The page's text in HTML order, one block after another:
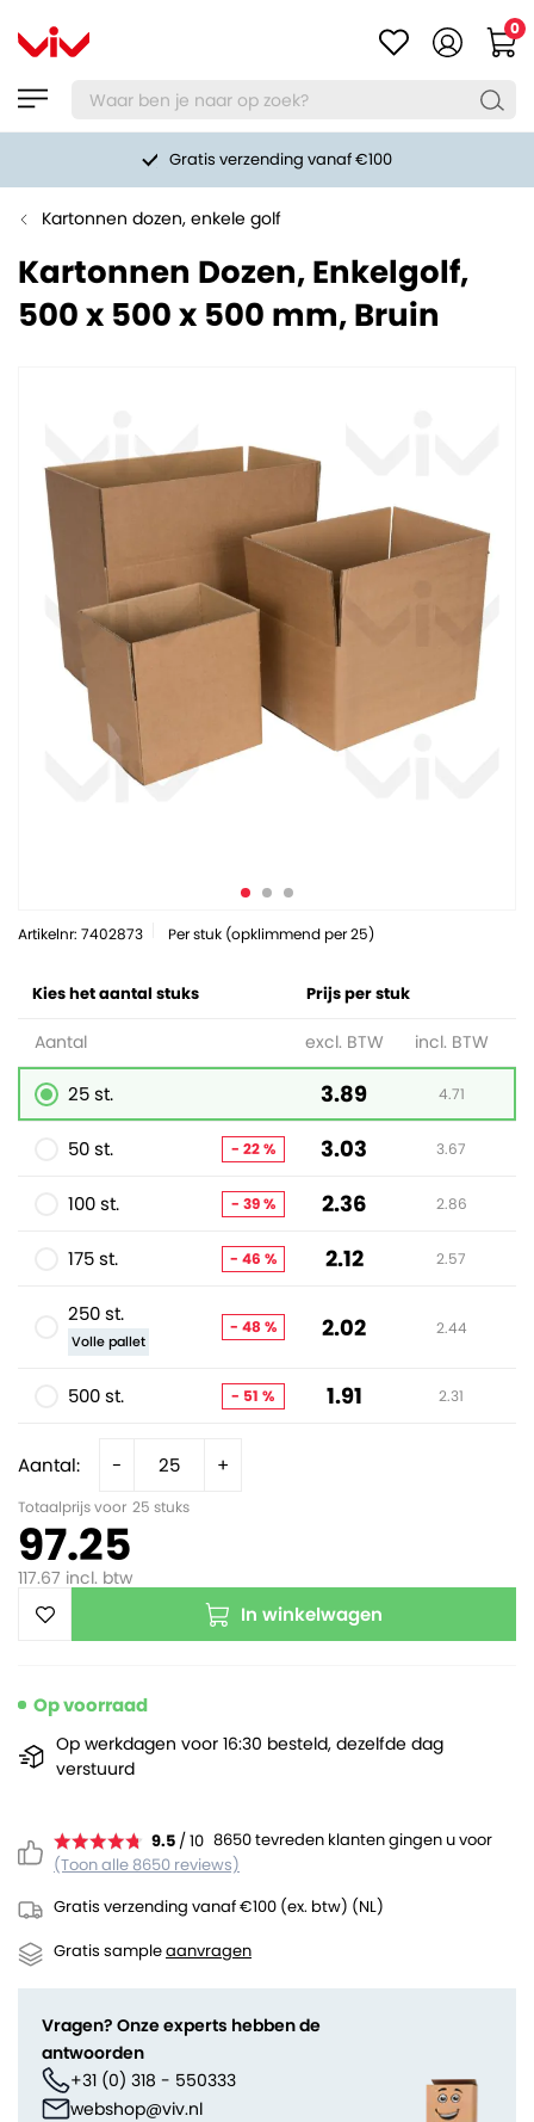
0
Gratis verzending vanaf €100
Kartonnen dozen, enkele golf
Kartonnen Dozen, Enkelgolf,
500 x 500 x 500 mm, Bruin
Artikelnr: 7402873 Per stuk (opklimmend per 25)
Aantal: - +
Totaalprijs voor 25 stuks
97.25
117.67 incl. btw
In winkelwagen
9.5 / 10 8650 tevreden klanten gingen u voor
(Toon alle 8650 reviews)
Gratis verzending vanaf €100 (ex. btw) (NL)
Gratis sampleaanvragen
Kies het aantal stuks Prijs per stuk
Aantal excl. BTW incl. BTW
25 st. 3.89 4.71
50 st. - 22 % 3.03 3.67
100 st. - 39 % 2.36 2.86
175 st. - 46 % 2.12 2.57
250 st.
Volle pallet
- 48 % 2.02 2.44
500 st. - 51 % 1.91 2.31
Op voorraad
Op werkdagen voor 16:30 besteld, dezelfde dag
verstuurd
Vragen? Onze experts hebben de
antwoorden
+31 (0) 318 - 550333
webshop@viv.nl